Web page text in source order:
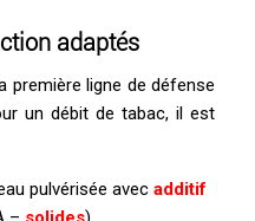
adaptés
première ligne de défense
un débit de tabac, il est
pulvérisée avec additif